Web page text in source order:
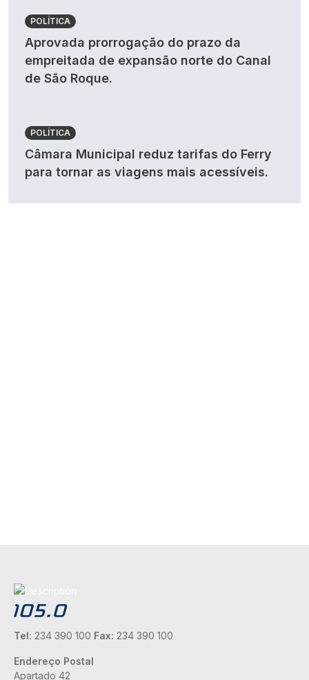
POLÍTICA
Aprovada prorrogação do prazo da
empreitada de expansão norte do Canal
de São Roque.
POLÍTICA
Câmara Municipal reduz tarifas do Ferry
para tornar as viagens mais acessíveis.
Tel: 234 390 100 Fax: 234 390 100
Endereço Postal
Apartado 42